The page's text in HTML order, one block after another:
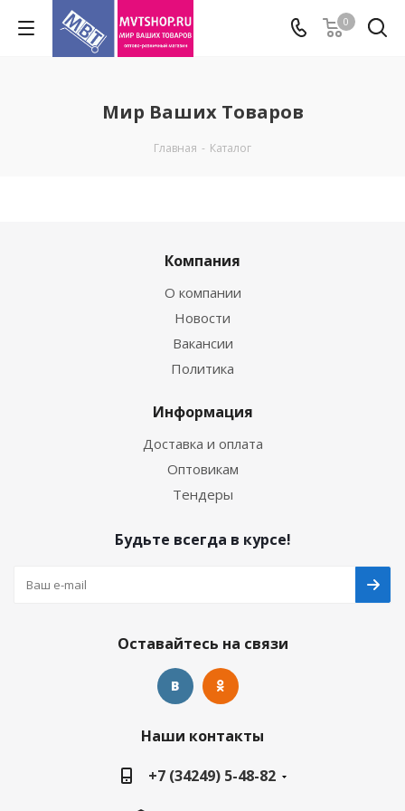
0
Мир Ваших Товаров
Главная - Каталог
Компания
О компании
Новости
Вакансии
Политика
Информация
Доставка и оплата
Оптовикам
Тендеры
Будьте всегда в курсе!
Оставайтесь на связи
Наши контакты
+7 (34249) 5-48-82